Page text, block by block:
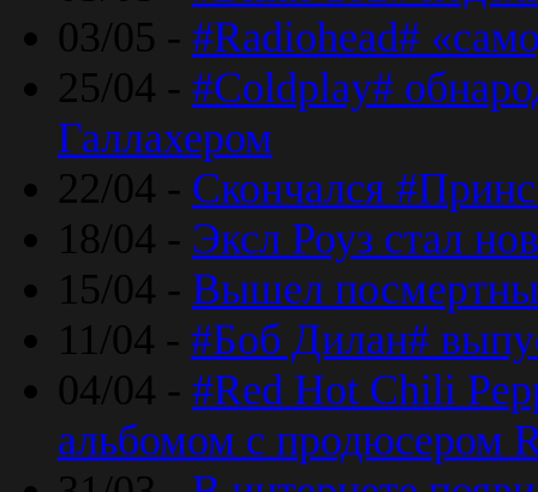
03/05 - #Radiohead#
25/04 - #Coldplay#
Галлахером
22/04 - Скончался
18/04 - Эксл Роуз стал
15/04 - Вышел
11/04 - #Боб Дилан#
04/04 - #Red Hot Chili
альбомом с продюсером